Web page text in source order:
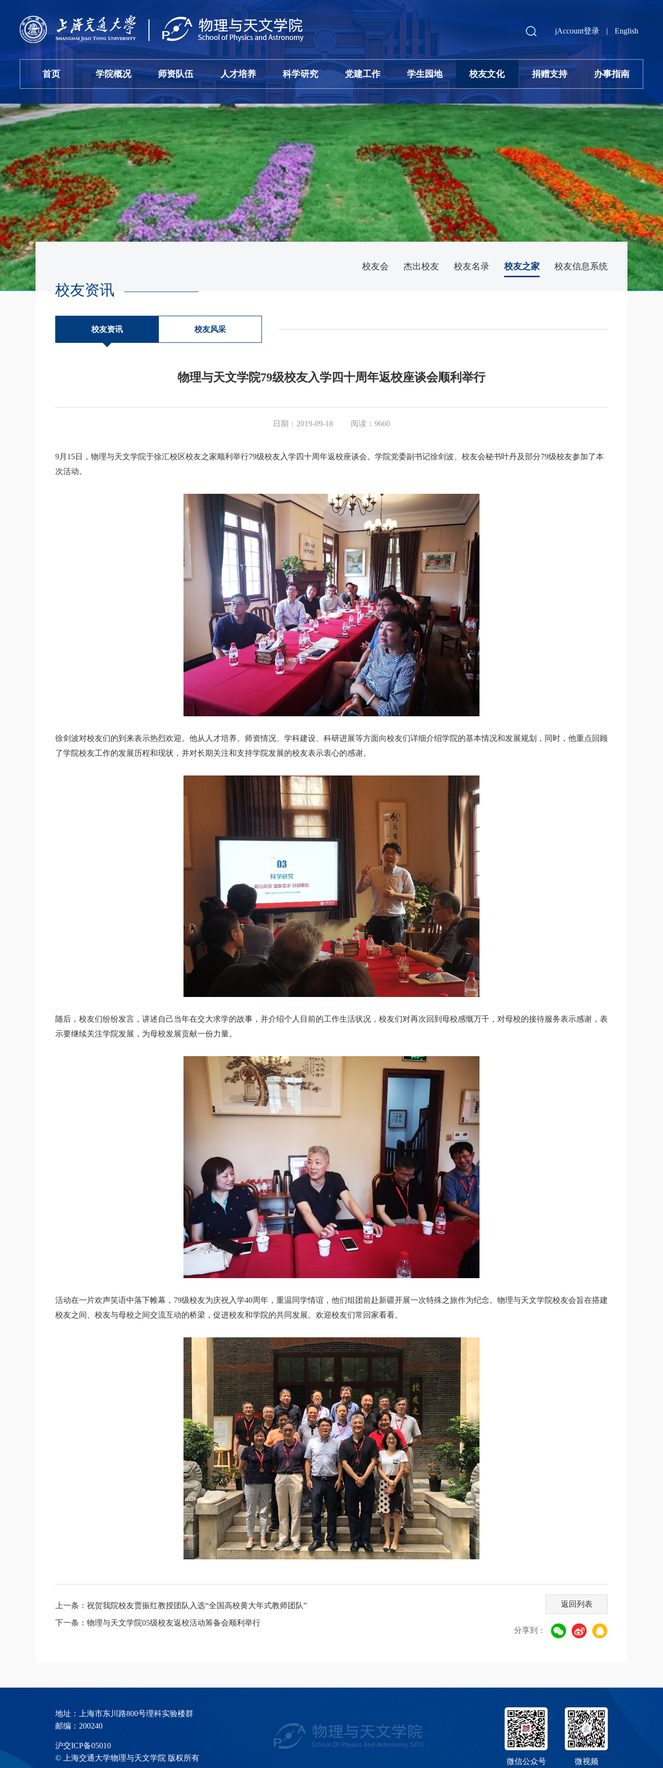
jAccount登录 | English
首页 学院概况 师资队伍 人才培养 科学研究 党建工作 学生园地 校友文化 捐赠支持 办事指南
校友会 杰出校友 校友名录 校友之家 校友信息系统
校友资讯
校友资讯 校友风采
物理与天文学院79级校友入学四十周年返校座谈会顺利举行
日期：2019-09-18 阅读：9660
9月15日，物理与天文学院于徐汇校区校友之家顺利举行79级校友入学四十周年返校座谈会。学院党委副书记徐剑波、校友会秘书叶丹及部分79级校友参加了本
次活动。
徐剑波对校友们的到来表示热烈欢迎。他从人才培养、师资情况、学科建设、科研进展等方面向校友们详细介绍学院的基本情况和发展规划，同时，他重点回顾
了学院校友工作的发展历程和现状，并对长期关注和支持学院发展的校友表示衷心的感谢。
随后，校友们纷纷发言，讲述自己当年在交大求学的故事，并介绍个人目前的工作生活状况，校友们对再次回到母校感慨万千，对母校的接待服务表示感谢，表
示要继续关注学院发展，为母校发展贡献一份力量。
活动在一片欢声笑语中落下帷幕，79级校友为庆祝入学40周年，重温同学情谊，他们组团前赴新疆开展一次特殊之旅作为纪念。物理与天文学院校友会旨在搭建
校友之间、校友与母校之间交流互动的桥梁，促进校友和学院的共同发展。欢迎校友们常回家看看。
上一条：祝贺我院校友贾振红教授团队入选“全国高校黄大年式教师团队”
下一条：物理与天文学院05级校友返校活动筹备会顺利举行
返回列表
分享到：
地址：上海市东川路800号理科实验楼群
邮编：200240
沪交ICP备05010
© 上海交通大学物理与天文学院 版权所有
微信公众号 微视频